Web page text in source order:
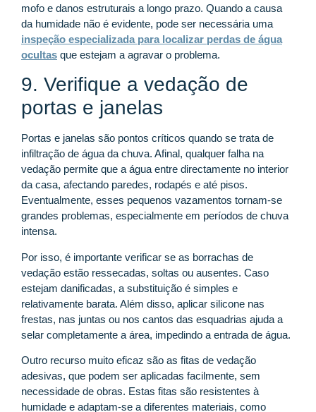
mofo e danos estruturais a longo prazo. Quando a causa
da humidade não é evidente, pode ser necessária uma
inspeção especializada para localizar perdas de água
ocultas que estejam a agravar o problema.
9. Verifique a vedação de
portas e janelas
Portas e janelas são pontos críticos quando se trata de
infiltração de água da chuva. Afinal, qualquer falha na
vedação permite que a água entre directamente no interior
da casa, afectando paredes, rodapés e até pisos.
Eventualmente, esses pequenos vazamentos tornam-se
grandes problemas, especialmente em períodos de chuva
intensa.
Por isso, é importante verificar se as borrachas de
vedação estão ressecadas, soltas ou ausentes. Caso
estejam danificadas, a substituição é simples e
relativamente barata. Além disso, aplicar silicone nas
frestas, nas juntas ou nos cantos das esquadrias ajuda a
selar completamente a área, impedindo a entrada de água.
Outro recurso muito eficaz são as fitas de vedação
adesivas, que podem ser aplicadas facilmente, sem
necessidade de obras. Estas fitas são resistentes à
humidade e adaptam-se a diferentes materiais, como